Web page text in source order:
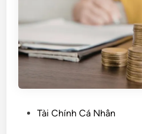
Tài Chính Cá Nhân